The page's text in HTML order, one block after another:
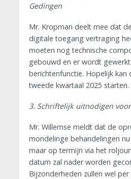
Gedingen
Mr. Kropman deelt mee dat
digitale toegang vertraging
moeten nog technische
gebouwd en er wordt
berichtenfunctie. Hopelijk kan
tweede kwartaal 2025 starten.
3. Schriftelijk uitnodigen
Mr. Willemse meldt dat de
mondelinge behandelingen
maar op termijn via het
datum zal nader worden
Bijzonderheden zullen wel